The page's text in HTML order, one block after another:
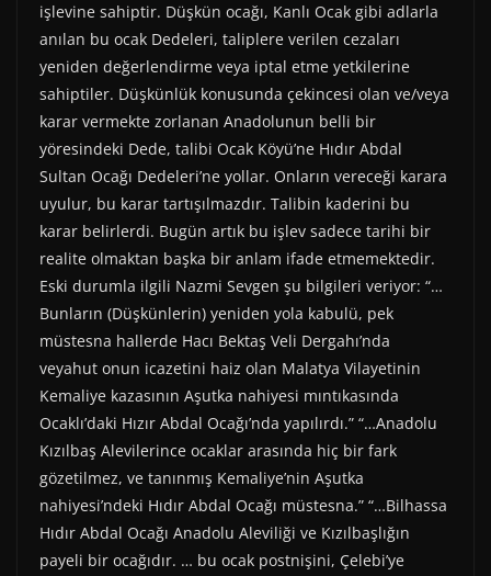
işlevine sahiptir. Düşkün ocağı, Kanlı Ocak gibi adlarla
anılan bu ocak Dedeleri, taliplere verilen cezaları
yeniden değerlendirme veya iptal etme yetkilerine
sahiptiler. Düşkünlük konusunda çekincesi olan ve/veya
karar vermekte zorlanan Anadolunun belli bir
yöresindeki Dede, talibi Ocak Köyü’ne Hıdır Abdal
Sultan Ocağı Dedeleri’ne yollar. Onların vereceği karara
uyulur, bu karar tartışılmazdır. Talibin kaderini bu
karar belirlerdi. Bugün artık bu işlev sadece tarihi bir
realite olmaktan başka bir anlam ifade etmemektedir.
Eski durumla ilgili Nazmi Sevgen şu bilgileri veriyor: “…
Bunların (Düşkünlerin) yeniden yola kabulü, pek
müstesna hallerde Hacı Bektaş Veli Dergahı’nda
veyahut onun icazetini haiz olan Malatya Vilayetinin
Kemaliye kazasının Aşutka nahiyesi mıntıkasında
Ocaklı’daki Hızır Abdal Ocağı’nda yapılırdı.” “…Anadolu
Kızılbaş Alevilerince ocaklar arasında hiç bir fark
gözetilmez, ve tanınmış Kemaliye’nin Aşutka
nahiyesi’ndeki Hıdır Abdal Ocağı müstesna.” “…Bilhassa
Hıdır Abdal Ocağı Anadolu Aleviliği ve Kızılbaşlığın
payeli bir ocağıdır. … bu ocak postnişini, Çelebi’ye